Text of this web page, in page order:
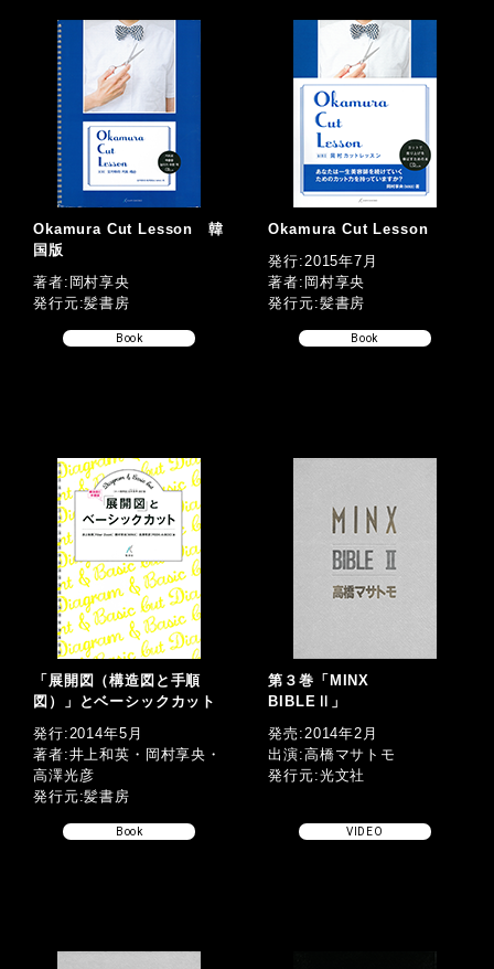
Okamura Cut Lesson 韓
国版
著者:岡村享央
発行元:髪書房
Book
Okamura Cut Lesson
発行:2015年7月
著者:岡村享央
発行元:髪書房
Book
「展開図（構造図と手順
図）」とベーシックカット
発行:2014年5月
著者:井上和英・岡村享央・
高澤光彦
発行元:髪書房
Book
第３巻「MINX
BIBLEⅡ」
発売:2014年2月
出演:高橋マサトモ
発行元:光文社
VIDEO